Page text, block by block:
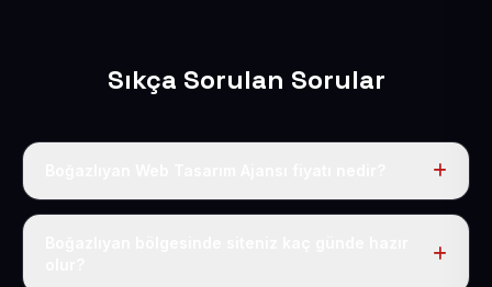
Sıkça Sorulan Sorular
Tek fiyat uygulanır: yıllık 50 USD + KDV. Bu bedele alan